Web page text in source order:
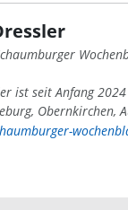
ist seit Anfang